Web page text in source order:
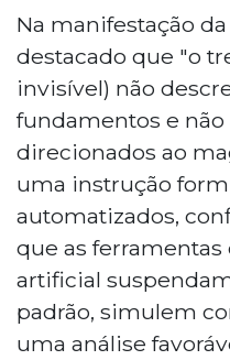
Na manifestação
destacado que "o
invisível) não
fundamentos e
direcionados ao
uma instrução
automatizados,
que as
artificial
padrão, simulem
uma análise